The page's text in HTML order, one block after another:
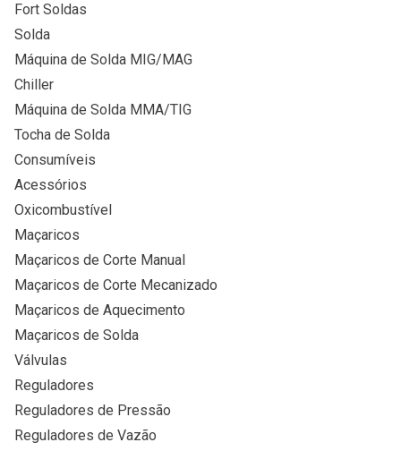
Fort Soldas
Solda
Máquina de Solda MIG/MAG
Chiller
Máquina de Solda MMA/TIG
Tocha de Solda
Consumíveis
Acessórios
Oxicombustível
Maçaricos
Maçaricos de Corte Manual
Maçaricos de Corte Mecanizado
Maçaricos de Aquecimento
Maçaricos de Solda
Válvulas
Reguladores
Reguladores de Pressão
Reguladores de Vazão